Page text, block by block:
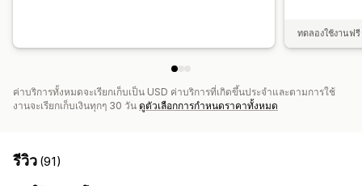
ทดลองใช้งานฟ
ค่าบริการทั้งหมดจะเรียกเก็บเป็น USD ค่าบริการที่เกิดขึ้นประจำและตามการใช้
งานจะเรียกเก็บเงินทุกๆ 30 วัน ดูตัวเลือกการกำหนดราคาทั้งหมด
รีวิว (91)